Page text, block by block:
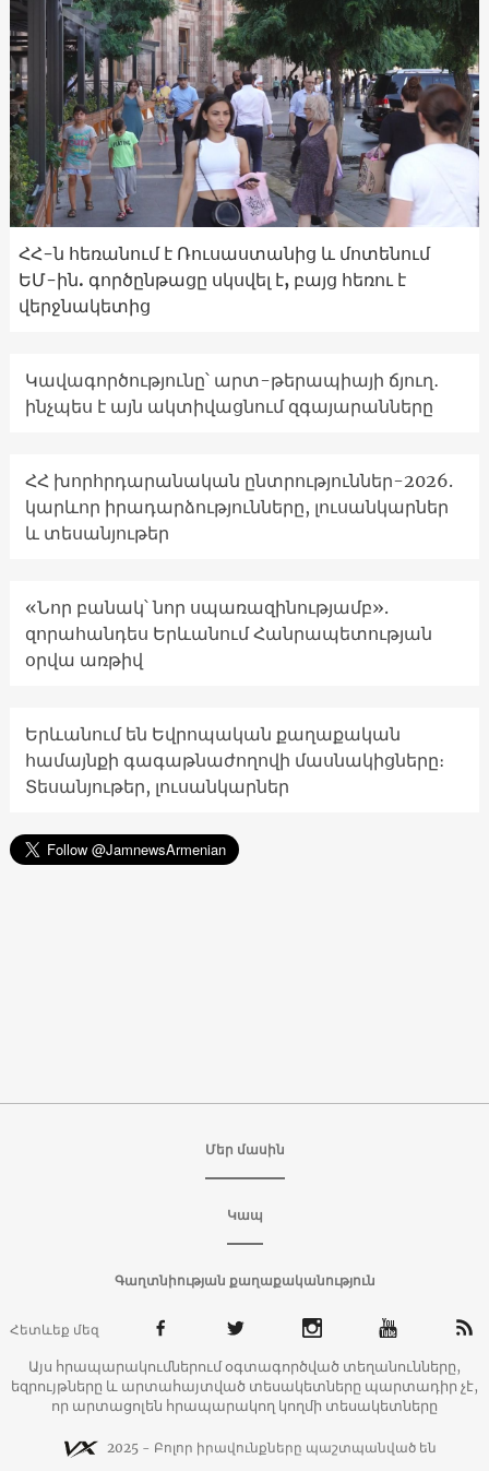
ՀՀ-ն հեռանում է Ռուսաստանից և մոտենում
ԵՄ-ին. գործընթացը սկսվել է, բայց հեռու է
վերջնակետից
Կավագործությունը՝ արտ-թերապիայի ճյուղ․
ինչպես է այն ակտիվացնում զգայարանները
ՀՀ խորհրդարանական ընտրություններ-2026.
կարևոր իրադարձությունները, լուսանկարներ
և տեսանյութեր
«Նոր բանակ՝ նոր սպառազինությամբ».
զորահանդես Երևանում Հանրապետության
օրվա առթիվ
Երևանում են Եվրոպական քաղաքական
համայնքի գագաթնաժողովի մասնակիցները։
Տեսանյութեր, լուսանկարներ
Մեր մասին
Կապ
Գաղտնիության քաղաքականություն
Հետևեք մեզ
Այս հրապարակումներում օգտագործված տեղանունները,
եզրույթները և արտահայտված տեսակետները պարտադիր չէ,
որ արտացոլեն հրապարակող կողմի տեսակետները
2025 - Բոլոր իրավունքները պաշտպանված են